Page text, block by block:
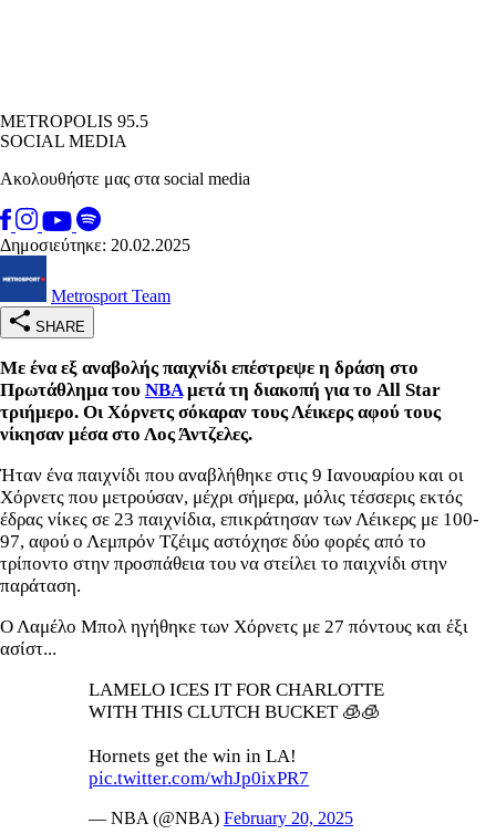
METROPOLIS 95.5
SOCIAL MEDIA
Ακολουθήστε μας στα social media
Δημοσιεύτηκε: 20.02.2025
Metrosport Team
SHARE
Με ένα εξ αναβολής παιχνίδι επέστρεψε η δράση στο
Πρωτάθλημα του ΝΒΑμετά τη διακοπή για το All Star
τριήμερο. Οι Χόρνετς σόκαραν τους Λέικερς αφού τους
νίκησαν μέσα στο Λος Άντζελες.
Ήταν ένα παιχνίδι που αναβλήθηκε στις 9 Ιανουαρίου και οι
Χόρνετς που μετρούσαν, μέχρι σήμερα, μόλις τέσσερις εκτός
έδρας νίκες σε 23 παιχνίδια, επικράτησαν των Λέικερς με 100-
97, αφού ο Λεμπρόν Τζέιμς αστόχησε δύο φορές από το
τρίποντο στην προσπάθεια του να στείλει το παιχνίδι στην
παράταση.
Ο Λαμέλο Μπολ ηγήθηκε των Χόρνετς με 27 πόντους και έξι
ασίστ...
LAMELO ICES IT FOR CHARLOTTE
WITH THIS CLUTCH BUCKET 🧊🧊
Hornets get the win in LA!
pic.twitter.com/whJp0ixPR7
— NBA (@NBA) February 20, 2025